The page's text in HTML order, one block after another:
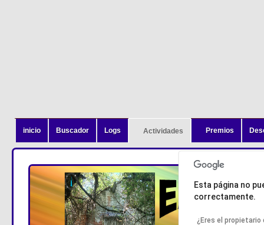
inicio Buscador Logs Actividades Premios
Esta página no
correctamente.
¿Eres el